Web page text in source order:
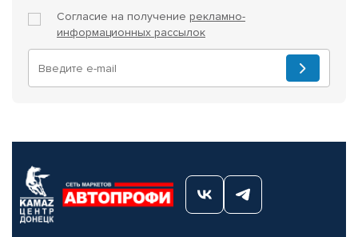
Согласие на получение рекламно-
информационных рассылок